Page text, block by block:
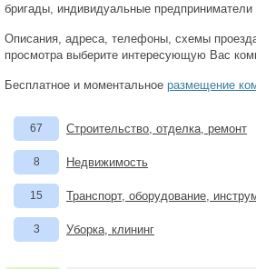
бригады, индивидуальные предприниматели
Описания, адреса, телефоны, схемы
просмотра выберите интересующую Вас
Бесплатное и моментальное размещение
67 Строительство, отделка, ремонт
8 Недвижимость
15 Транспорт, оборудование,
3 Уборка, клининг